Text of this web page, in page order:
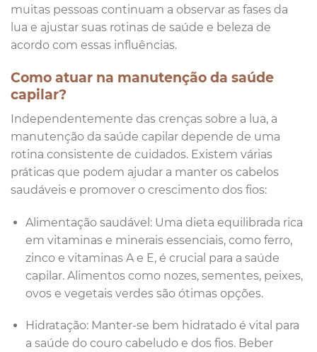
muitas pessoas continuam a observar as fases da
lua e ajustar suas rotinas de saúde e beleza de
acordo com essas influências.
Como atuar na manutenção da saúde
capilar?
Independentemente das crenças sobre a lua, a
manutenção da saúde capilar depende de uma
rotina consistente de cuidados. Existem várias
práticas que podem ajudar a manter os cabelos
saudáveis e promover o crescimento dos fios:
Alimentação saudável: Uma dieta equilibrada rica
em vitaminas e minerais essenciais, como ferro,
zinco e vitaminas A e E, é crucial para a saúde
capilar. Alimentos como nozes, sementes, peixes,
ovos e vegetais verdes são ótimas opções.
Hidratação: Manter-se bem hidratado é vital para
a saúde do couro cabeludo e dos fios. Beber